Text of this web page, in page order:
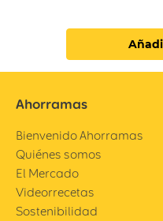
Ahorramas
Bienvenido Ahorramas
Quiénes somos
El Mercado
Videorrecetas
Sostenibilidad